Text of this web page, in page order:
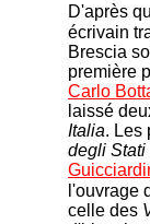
D'après
écrivain
Brescia
première
Carlo
laissé
Italia. Les
degli Stati
l'ouvrage
celle des